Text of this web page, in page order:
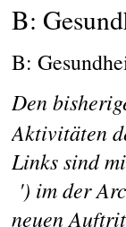
B:
B:
Den
Aktivitäten
Links sind
') im der
neuen